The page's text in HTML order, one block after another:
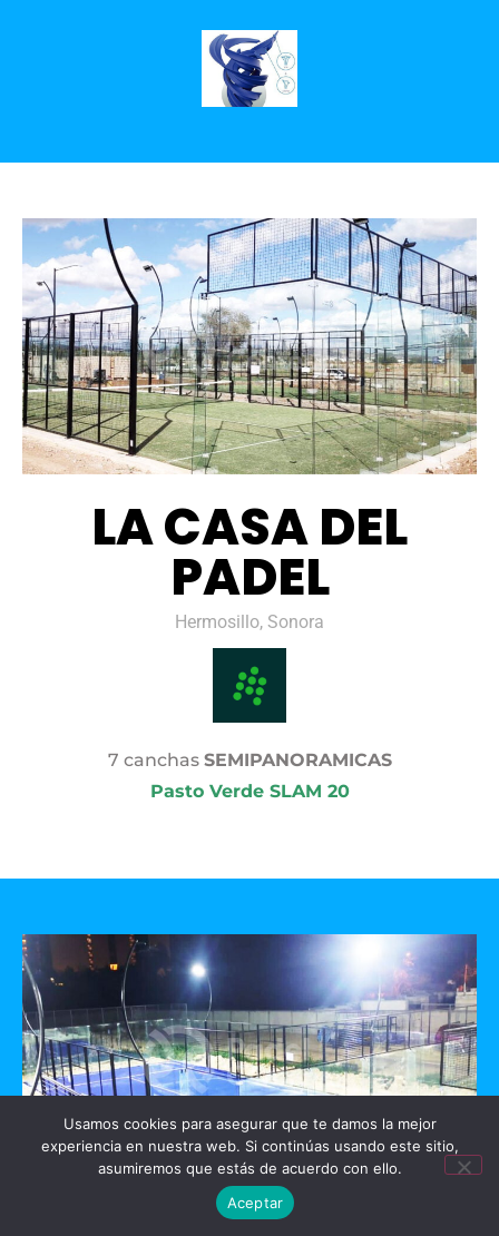
LA CASA DEL
PADEL
Hermosillo, Sonora
7 canchas SEMIPANORAMICAS
Pasto Verde SLAM 20
Usamos cookies para asegurar que te damos la mejor
experiencia en nuestra web. Si continúas usando este sitio,
asumiremos que estás de acuerdo con ello.
Aceptar